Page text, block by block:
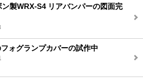
ン製WRX-S4 リアバンパーの図面完
ォグランプカバーの試作中